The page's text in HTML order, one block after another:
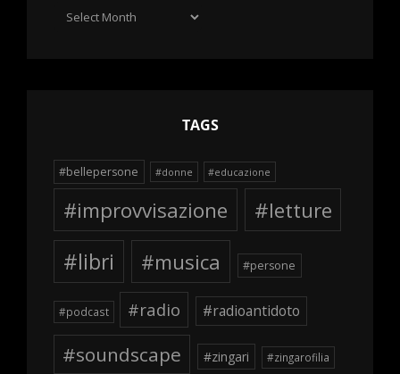
Archivio
TAGS
#bellepersone #donne #educazione
#improvvisazione
#letture
#libri
#musica #persone
#podcast #radio #radioantidoto
#soundscape #zingari #zingarofilia